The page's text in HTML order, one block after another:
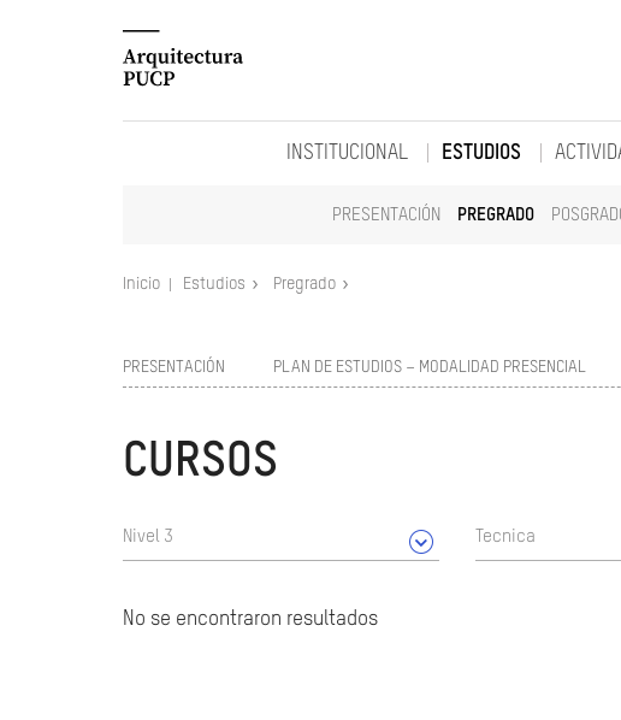
INSTITUCIONAL ESTUDIOS
PRESENTACIÓN PREGRADO
Inicio Estudios Pregrado
PRESENTACIÓN PLAN DE ESTUDIOS – MODALIDAD PRESENCIAL
CURSOS
Nivel 3 Tecnica
No se encontraron resultados